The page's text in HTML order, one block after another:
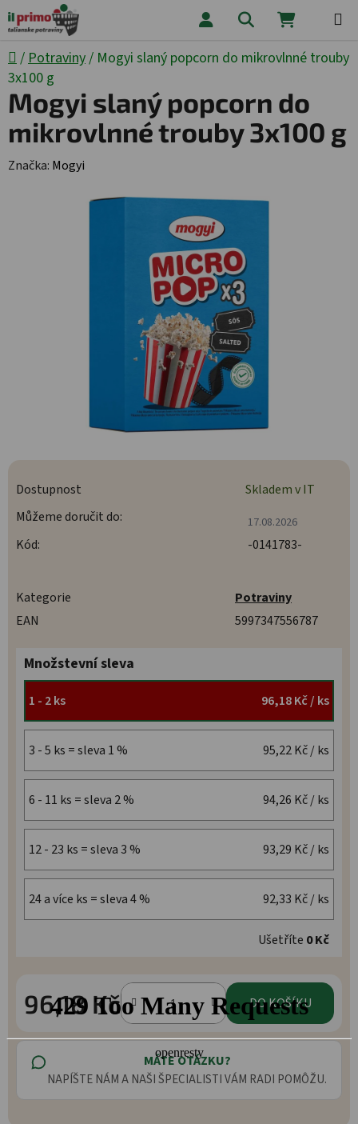
Přejít na obsah Hledat
Domů
/ Potraviny/ Mogyi slaný popcorn do mikrovlnné trouby
3x100 g
Dostupnost
Skladem v IT
Můžeme doručit do:
17.08.2026
Kód: -0141783-
Kategorie
Potraviny
EAN
5997347556787
Množstevní sleva
1 - 2 ks 96,18 Kč/ ks
3 - 5 ks = sleva 1 % 95,22 Kč/ ks
6 - 11 ks = sleva 2 % 94,26 Kč/ ks
12 - 23 ks = sleva 3 % 93,29 Kč/ ks
24 a více ks = sleva 4 % 92,33 Kč/ ks
Ušetříte 0 Kč
96,18 Kč DO KOŠÍKU
MÁTE OTÁZKU?
NAPÍŠTE NÁM A NAŠI ŠPECIALISTI VÁM RADI POMÔŽU.
Mogyi slaný popcorn do
mikrovlnné trouby 3x100 g
Značka: Mogyi